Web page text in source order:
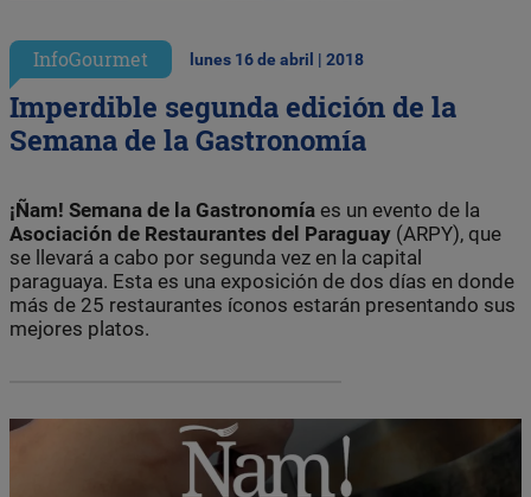
InfoGourmet lunes 16 de abril | 2018
Imperdible segunda edición de la
Semana de la Gastronomía
¡Ñam! Semana de la Gastronomía es un evento de la
Asociación de Restaurantes del Paraguay (ARPY), que
se llevará a cabo por segunda vez en la capital
paraguaya. Esta es una exposición de dos días en donde
más de 25 restaurantes íconos estarán presentando sus
mejores platos.